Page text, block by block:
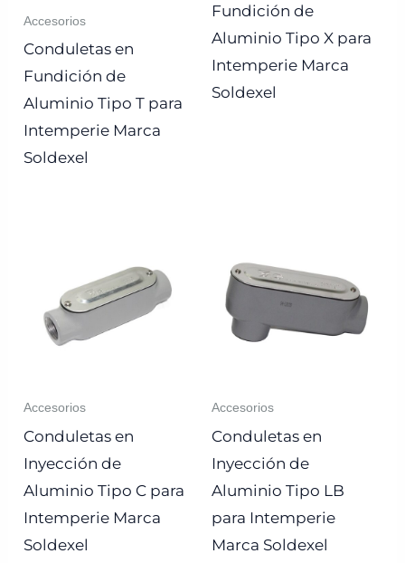
Accesorios
Conduletas en
Fundición de
Aluminio Tipo T para
Intemperie Marca
Soldexel
Fundición de
Aluminio Tipo X para
Intemperie Marca
Soldexel
Accesorios
Conduletas en
Inyección de
Aluminio Tipo C para
Intemperie Marca
Soldexel
Accesorios
Conduletas en
Inyección de
Aluminio Tipo LB
para Intemperie
Marca Soldexel